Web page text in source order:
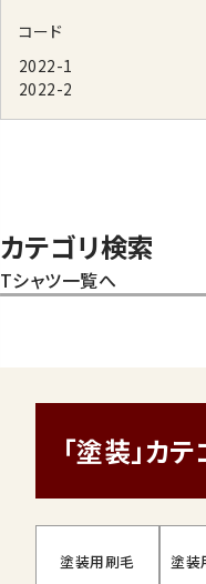
コード
2022-1
2022-2
カテゴリ検索
Tシャツ一覧へ
「塗装」カ
塗装用刷毛 塗装